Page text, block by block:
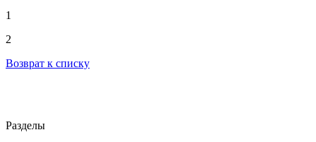
1
2
Возврат к списку
Разделы